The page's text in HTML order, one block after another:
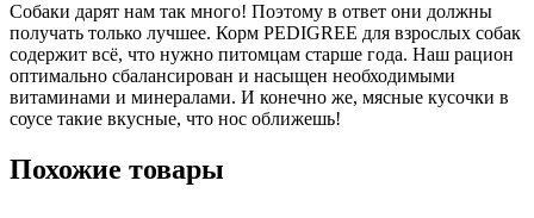
Собаки дарят нам так много! Поэтому в ответ они должны
получать только лучшее. Корм PEDIGREE для взрослых собак
содержит всё, что нужно питомцам старше года. Наш рацион
оптимально сбалансирован и насыщен необходимыми
витаминами и минералами. И конечно же, мясные кусочки в
соусе такие вкусные, что нос оближешь!
Похожие товары